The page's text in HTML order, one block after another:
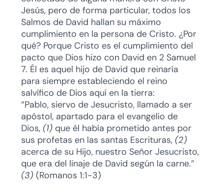
Jesús, pero de forma particular, todos los
Salmos de David hallan su máximo
cumplimiento en la persona de Cristo. ¿Por
qué? Porque Cristo es el cumplimiento del
pacto que Dios hizo con David en 2 Samuel
7. Él es aquel hijo de David que reinaría
para siempre estableciendo el reino
salvífico de Dios aquí en la tierra:
“Pablo, siervo de Jesucristo, llamado a ser
apóstol, apartado para el evangelio de
Dios, (1)que él había prometido antes por
sus profetas en las santas Escrituras, (2)
acerca de su Hijo, nuestro Señor Jesucristo,
que era del linaje de David según la carne.”
(3)(Romanos 1:1-3)